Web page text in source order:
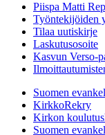
Piispa Matti
Työntekijöiden
Tilaa uutiskirje
Laskutusosoite
Kasvun Verso-
Suomen
KirkkoRekry
Kirkon
Suomen